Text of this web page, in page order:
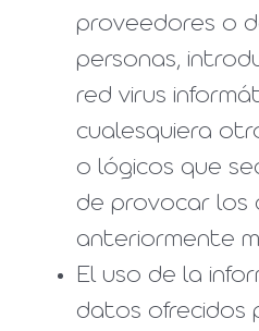
proveedores o
personas,
red virus
cualesquiera
o lógicos que
de provocar los
anteriormente
El uso de la
datos ofrecidos